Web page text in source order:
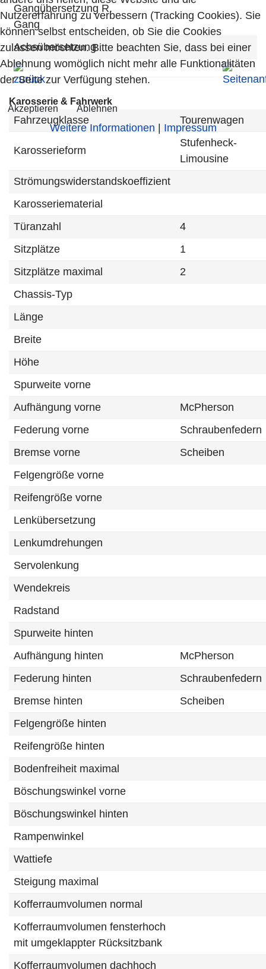
Gangübersetzung R.
Gang
Achsübersetzung
Karosserie & Fahrwerk
Fahrzeugklasse Tourenwagen
Karosserieform
Stufenheck-
Limousine
Strömungswiderstandskoeffizient
Karosseriematerial
Türanzahl
4
Sitzplätze
1
Sitzplätze maximal
2
Chassis-Typ
Länge
Breite
Höhe
Spurweite vorne
Aufhängung vorne
McPherson
Federung vorne
Schraubenfedern
Bremse vorne
Scheiben
Felgengröße vorne
Reifengröße vorne
Lenkübersetzung
Lenkumdrehungen
Servolenkung
Wendekreis
Radstand
Spurweite hinten
Aufhängung hinten
McPherson
Federung hinten
Schraubenfedern
Bremse hinten
Scheiben
Felgengröße hinten
Reifengröße hinten
Bodenfreiheit maximal
Böschungswinkel vorne
Böschungswinkel hinten
Rampenwinkel
Wattiefe
Steigung maximal
Kofferraumvolumen normal
Kofferraumvolumen fensterhoch
mit umgeklappter Rücksitzbank
Kofferraumvolumen dachhoch
Nutzererfahrung zu verbessern (Tracking Cookies). Sie
können selbst entscheiden, ob Sie die Cookies
zulassen möchten. Bitte beachten Sie, dass bei einer
Ablehnung womöglich nicht mehr alle Funktionalitäten
der Seite zur Verfügung stehen.
Akzeptieren Ablehnen
Weitere Informationen | Impressum